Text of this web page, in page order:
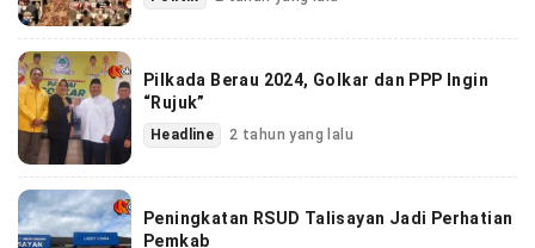
Pilkada Berau 2024, Golkar dan PPP Ingin
“Rujuk”
Headline 2 tahun yang lalu
Peningkatan RSUD Talisayan Jadi Perhatian
Pemkab